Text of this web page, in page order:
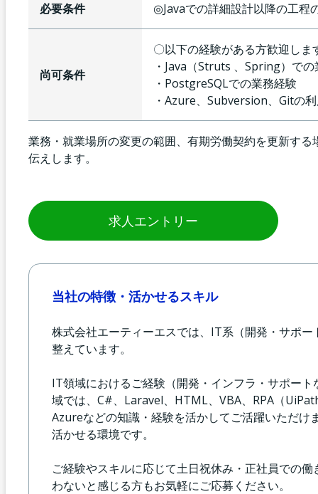
必要条件 ◎Javaでの詳細設計以降の工程
尚可条件
〇以下の経験がある方歓迎しま
・Java（Struts 、Spring）で
・PostgreSQLでの業務経験
・Azure、Subversion、Gitの
業務・就業場所の変更の範囲、有期労働契約を更新す
伝えします。
求人エントリー
当社の特徴・活かせるスキル
株式会社エーティーエスでは、IT系（開発・サポ
整えています。
IT領域におけるご経験（開発・インフラ・サポー
域では、C#、Laravel、HTML、VBA、RPA（
Azureなどの知識・経験を活かしてご活躍いただ
活かせる環境です。
ご経験やスキルに応じて土日祝休み・正社員での
わないと感じる方もお気軽にご応募ください。